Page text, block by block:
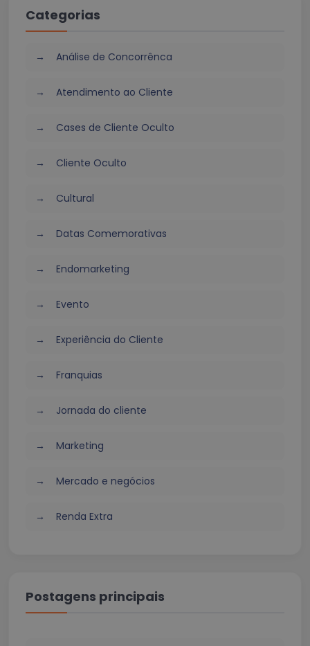
Categorias
Análise de Concorrênca
Atendimento ao Cliente
Cases de Cliente Oculto
Cliente Oculto
Cultural
Datas Comemorativas
Endomarketing
Evento
Experiência do Cliente
Franquias
Jornada do cliente
Marketing
Mercado e negócios
Renda Extra
Postagens principais